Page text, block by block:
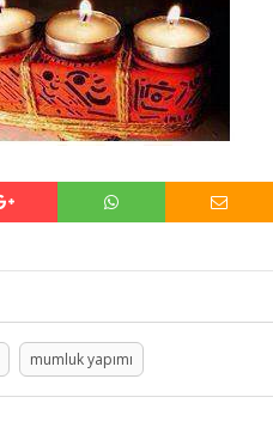
mumluk yapımı